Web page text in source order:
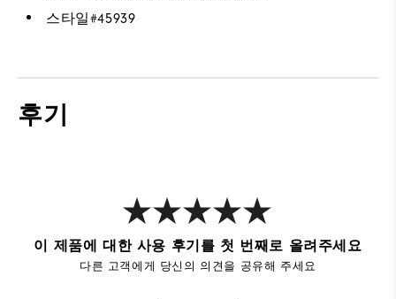
스타일#45939
후기
이 제품에 대한 사용 후기를 첫 번째로 올려주세요
다른 고객에게 당신의 의견을 공유해 주세요